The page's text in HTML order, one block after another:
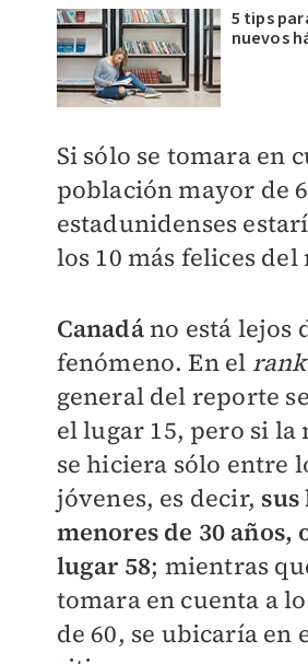
5 tips
nuevos
Si sólo se tomara en
población mayor de
estadunidenses
los 10 más felices
Canadáno está lejos
fenómeno. En el
general del reporte
el lugar 15, pero si
se hiciera sólo entre
jóvenes, es decir,
menores de 30 años,
lugar 58; mientras
tomara en cuenta a
de 60, se ubicaría en